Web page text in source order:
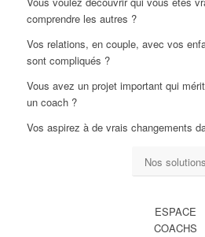
comprendre les autres ?
Vos relations, en couple, avec vos
sont compliqués ?
Vous avez un projet important qui
un coach ?
Vos aspirez à de vrais changements
Nos solutions
ESPACE
COACHS